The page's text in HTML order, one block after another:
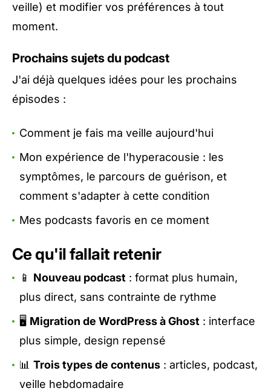
veille) et modifier vos préférences à tout
moment.
Prochains sujets du podcast
J'ai déjà quelques idées pour les prochains
épisodes :
Comment je fais ma veille aujourd'hui
Mon expérience de l'hyperacousie : les
symptômes, le parcours de guérison, et
comment s'adapter à cette condition
Mes podcasts favoris en ce moment
Ce qu'il fallait retenir
📱 Nouveau podcast : format plus humain,
plus direct, sans contrainte de rythme
🖥️ Migration de WordPress à Ghost : interface
plus simple, design repensé
📊 Trois types de contenus : articles, podcast,
veille hebdomadaire